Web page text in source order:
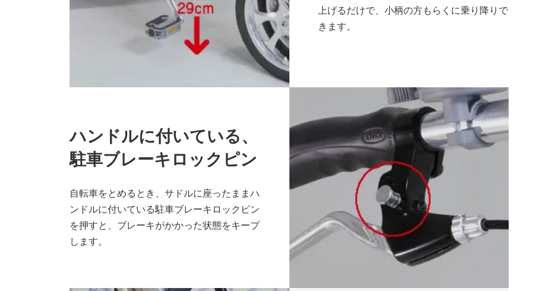
上げるだけで、小柄の方もらくに乗り降りで
きます。
ハンドルに付いている、
駐車ブレーキロックピン
自転車をとめるとき、サドルに座ったままハ
ンドルに付いている駐車ブレーキロックピン
を押すと、ブレーキがかかった状態をキープ
します。